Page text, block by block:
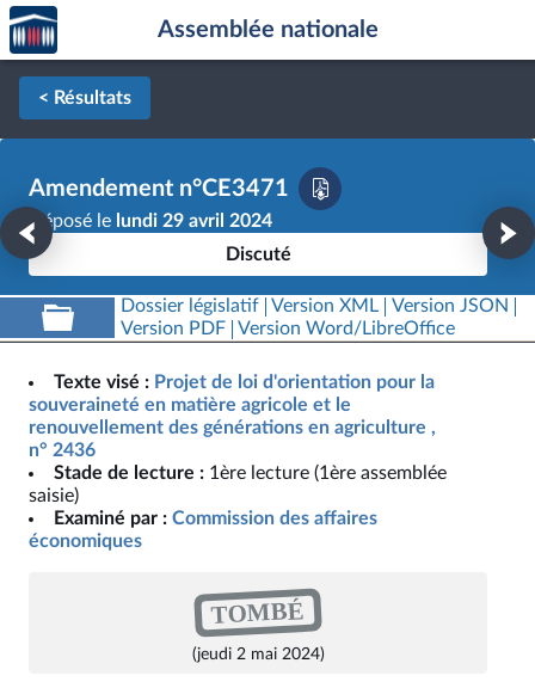
Aller au contenu
Aller en bas de la page
Accèder
à la
page
d'accueil
Assemblée nationale
< Résultats
Amendement n°CE3471
Déposé le lundi 29 avril 2024
Discuté
Dossier législatif Version XML
Version JSON
Version PDF
Version Word/LibreOffice
Texte visé : Projet de loi d'orientation pour la
souveraineté en matière agricole et le
renouvellement des générations en agriculture ,
n° 2436
Stade de lecture : 1ère lecture (1ère assemblée
saisie)
Examiné par : Commission des affaires
économiques
TOMBÉ
(jeudi 2 mai 2024)